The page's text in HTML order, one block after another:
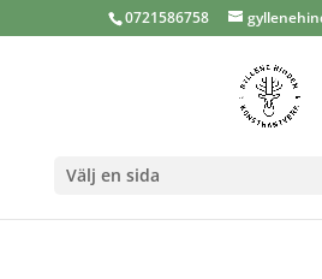
0721586758
Välj en sida